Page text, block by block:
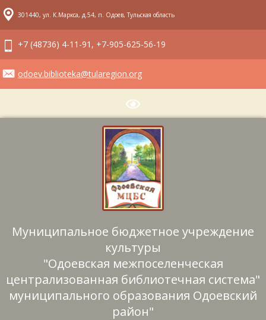
301440, ул. К.Маркса, д.54, п. Одоев, Тульская область
+7 (48736) 4-11-91, +7-905-625-56-19
odoev.biblioteka@tularegion.org
Муниципальное бюджетное учреждение
культуры
"Одоевская межпоселенческая
централизованная библиотечная система"
муниципального образования Одоевский
район"